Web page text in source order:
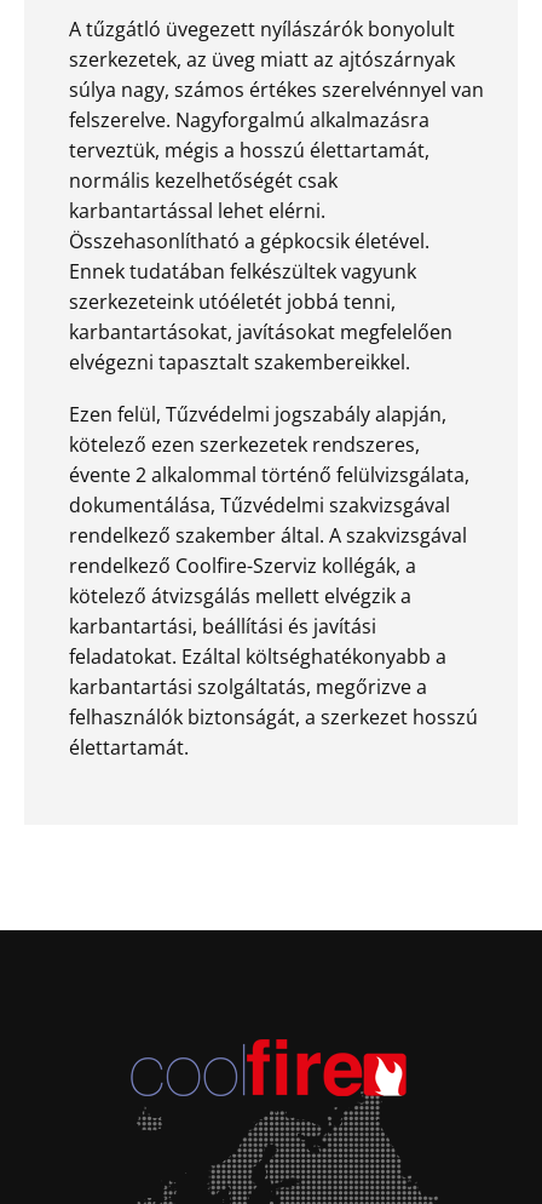
A tűzgátló üvegezett nyílászárók bonyolult
szerkezetek, az üveg miatt az ajtószárnyak
súlya nagy, számos értékes szerelvénnyel van
felszerelve. Nagyforgalmú alkalmazásra
terveztük, mégis a hosszú élettartamát,
normális kezelhetőségét csak
karbantartással lehet elérni.
Összehasonlítható a gépkocsik életével.
Ennek tudatában felkészültek vagyunk
szerkezeteink utóéletét jobbá tenni,
karbantartásokat, javításokat megfelelően
elvégezni tapasztalt szakembereikkel.
Ezen felül, Tűzvédelmi jogszabály alapján,
kötelező ezen szerkezetek rendszeres,
évente 2 alkalommal történő felülvizsgálata,
dokumentálása, Tűzvédelmi szakvizsgával
rendelkező szakember által. A szakvizsgával
rendelkező Coolfire-Szerviz kollégák, a
kötelező átvizsgálás mellett elvégzik a
karbantartási, beállítási és javítási
feladatokat. Ezáltal költséghatékonyabb a
karbantartási szolgáltatás, megőrizve a
felhasználók biztonságát, a szerkezet hosszú
élettartamát.